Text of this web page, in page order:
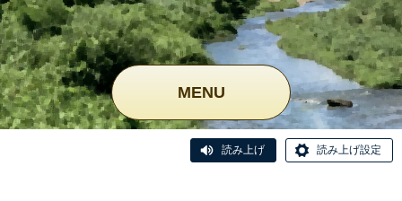
MENU
読み上げ 読み上げ設定